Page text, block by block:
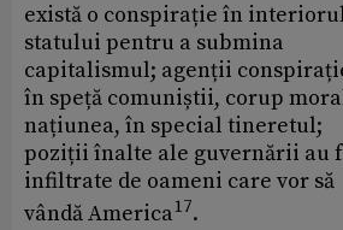
există o conspirație în
statului pentru a submina
capitalismul; agenții
în speță comuniștii, corup
națiunea, în special tineretul;
poziții înalte ale guvernării au
infiltrate de oameni care vor să
vândă America17.